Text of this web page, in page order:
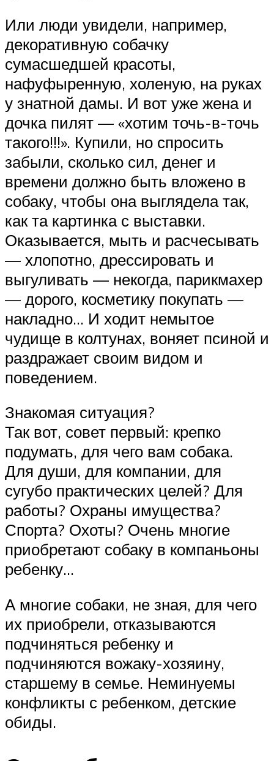
Или люди увидели, например,
декоративную собачку
сумасшедшей красоты,
нафуфыренную, холеную, на руках
у знатной дамы. И вот уже жена и
дочка пилят — «хотим точь-в-точь
такого!!!». Купили, но спросить
забыли, сколько сил, денег и
времени должно быть вложено в
собаку, чтобы она выглядела так,
как та картинка с выставки.
Оказывается, мыть и расчесывать
— хлопотно, дрессировать и
выгуливать — некогда, парикмахер
— дорого, косметику покупать —
накладно… И ходит немытое
чудище в колтунах, воняет псиной и
раздражает своим видом и
поведением.
Знакомая ситуация?
Так вот, совет первый: крепко
подумать, для чего вам собака.
Для души, для компании, для
сугубо практических целей? Для
работы? Охраны имущества?
Спорта? Охоты? Очень многие
приобретают собаку в компаньоны
ребенку…
А многие собаки, не зная, для чего
их приобрели, отказываются
подчиняться ребенку и
подчиняются вожаку-хозяину,
старшему в семье. Неминуемы
конфликты с ребенком, детские
обиды.